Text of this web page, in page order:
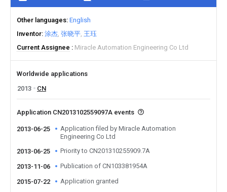
Other languages English
Inventor 涂杰 张晓平 王珏
Current Assignee
Miracle Automation Engineering Co Ltd
Worldwide applications
2013
CN
Application CN2013102559097A events
2013-06-25
Application filed by Miracle Automation
Engineering Co Ltd
2013-06-25
Priority to CN201310255909.7A
2013-11-06 Publication of CN103381954A
2015-07-22 Application granted